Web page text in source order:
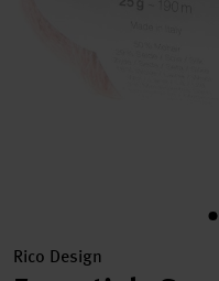
Rico Design